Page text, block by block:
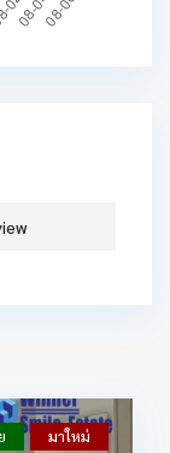
มาใหม่